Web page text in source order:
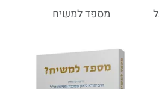
מספד למשיח